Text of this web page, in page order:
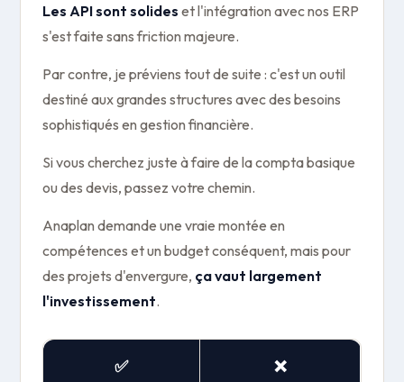
Les API sont solides et l'intégration avec nos ERP
s'est faite sans friction majeure.
Par contre, je préviens tout de suite : c'est un outil
destiné aux grandes structures avec des besoins
sophistiqués en gestion financière.
Si vous cherchez juste à faire de la compta basique
ou des devis, passez votre chemin.
Anaplan demande une vraie montée en
compétences et un budget conséquent, mais pour
des projets d'envergure, ça vaut largement
l'investissement.
✅
❌